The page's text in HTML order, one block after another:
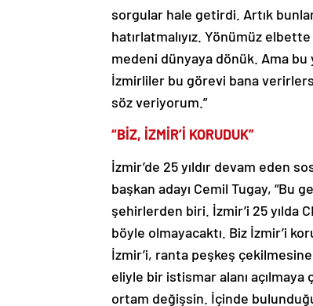
hatırlatmalıyız. Yönümüz
medeni dünyaya dönük. Ama bu
İzmirliler bu görevi bana
söz veriyorum.”
başkan adayı Cemil Tugay, “Bu
şehirlerden biri. İzmir’i 25 yılda
böyle olmayacaktı. Biz İzmir’i
İzmir’i, ranta peşkeş
eliyle bir istismar alanı açılmaya
ortam değişsin. İçinde